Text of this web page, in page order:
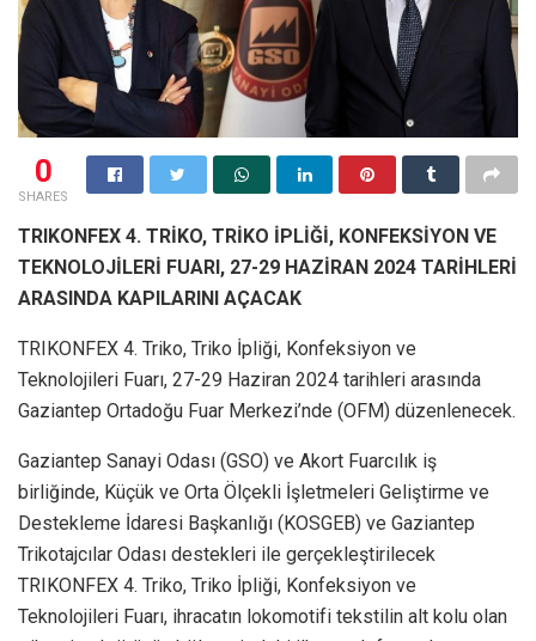
0
SHARES
TRIKONFEX 4. TRİKO, TRİKO İPLİĞİ, KONFEKSİYON VE
TEKNOLOJİLERİ FUARI, 27-29 HAZİRAN 2024 TARİHLERİ
ARASINDA KAPILARINI AÇACAK
TRIKONFEX 4. Triko, Triko İpliği, Konfeksiyon ve
Teknolojileri Fuarı, 27-29 Haziran 2024 tarihleri arasında
Gaziantep Ortadoğu Fuar Merkezi’nde (OFM) düzenlenecek.
Gaziantep Sanayi Odası (GSO) ve Akort Fuarcılık iş
birliğinde, Küçük ve Orta Ölçekli İşletmeleri Geliştirme ve
Destekleme İdaresi Başkanlığı (KOSGEB) ve Gaziantep
Trikotajcılar Odası destekleri ile gerçekleştirilecek
TRIKONFEX 4. Triko, Triko İpliği, Konfeksiyon ve
Teknolojileri Fuarı, ihracatın lokomotifi tekstilin alt kolu olan